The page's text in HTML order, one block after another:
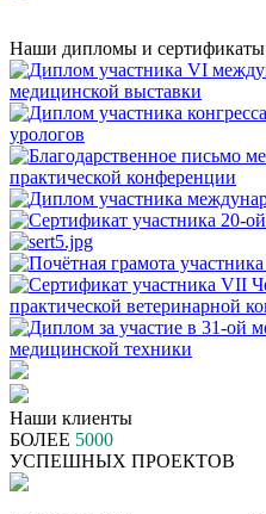
Наши дипломы и сертификаты
Наши клиенты
БОЛЕЕ 5000
УСПЕШНЫХ ПРОЕКТОВ